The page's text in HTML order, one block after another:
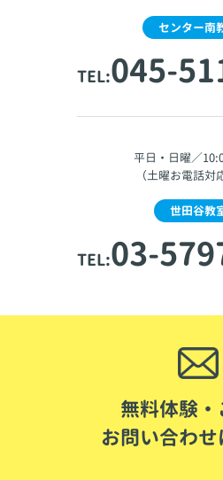
センター南
TEL:045-
平日・日曜／
（土曜お電話対
世田谷教
TEL:03-
無料体験
お問い合わ